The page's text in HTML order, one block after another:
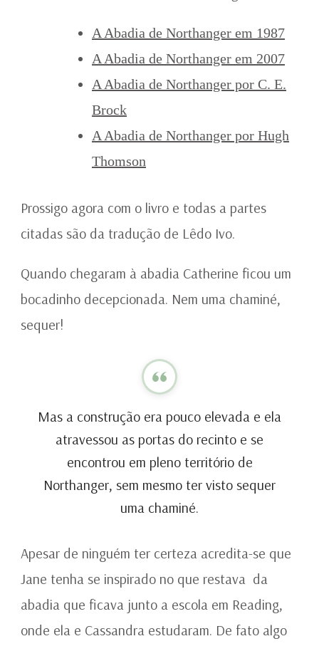
A Abadia de Northanger em 1987
A Abadia de Northanger em 2007
A Abadia de Northanger por C. E.
Brock
A Abadia de Northanger por Hugh
Thomson
Prossigo agora com o livro e todas a partes
citadas são da tradução de Lêdo Ivo.
Quando chegaram à abadia Catherine ficou um
bocadinho decepcionada. Nem uma chaminé,
sequer!
Mas a construção era pouco elevada e ela
atravessou as portas do recinto e se
encontrou em pleno território de
Northanger, sem mesmo ter visto sequer
uma chaminé.
Apesar de ninguém ter certeza acredita-se que
Jane tenha se inspirado no que restava da
abadia que ficava junto a escola em Reading,
onde ela e Cassandra estudaram. De fato algo